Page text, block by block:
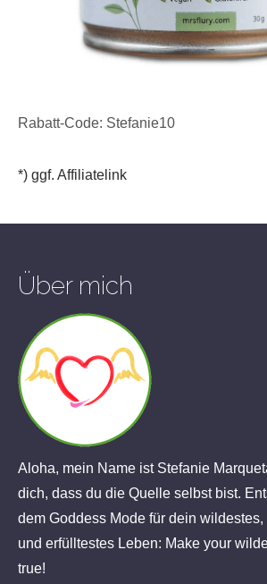
Rabatt-Code: Stefanie10
*) ggf. Affiliatelink
Über mich
Aloha, mein Name ist Stefanie
dich, dass du die Quelle selbst bist.
dem Goddess Mode für dein
und erfülltestes Leben: Make your
true!